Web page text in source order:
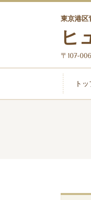
東京港区
ヒ
〒107-
ト